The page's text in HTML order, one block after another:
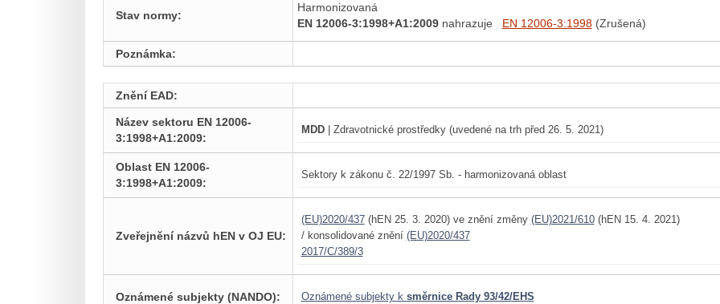
Stav normy:
Harmonizovaná
EN 12006-3:1998+A1:2009nahrazuje EN 12006-3:1998(Zrušená)
Poznámka:
Znění EAD:
Název sektoru EN 12006-
3:1998+A1:2009:
MDD| Zdravotnické prostředky (uvedené na trh před 26. 5. 2021)
Oblast EN 12006-
3:1998+A1:2009:
Sektory k zákonu č. 22/1997 Sb. - harmonizovaná oblast
Zveřejnění názvů hEN v OJ EU:
(EU)2020/437(hEN 25. 3. 2020) ve znění změny (EU)2021/610(hEN 15. 4. 2021)
/ konsolidované znění (EU)2020/437
2017/C/389/3
Oznámené subjekty (NANDO): Oznámené subjekty k směrnice Rady 93/42/EHS